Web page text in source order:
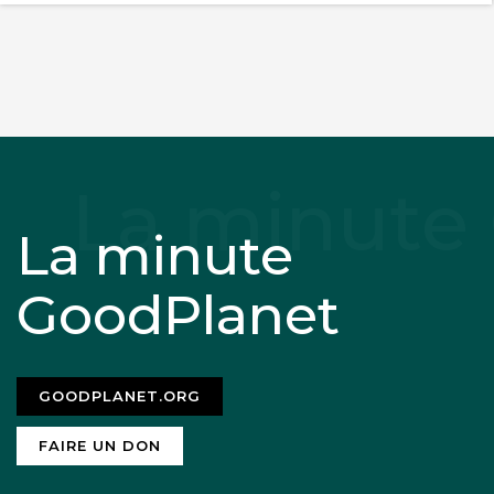
La minute
GoodPlanet
GOODPLANET.ORG
FAIRE UN DON